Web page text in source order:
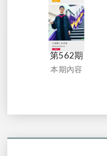
第562期
本期內容